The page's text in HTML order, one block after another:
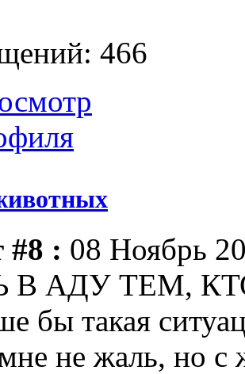
466
#8 : 08 Ноябрь
В АДУ ТЕМ,
бы такая
не жаль, но